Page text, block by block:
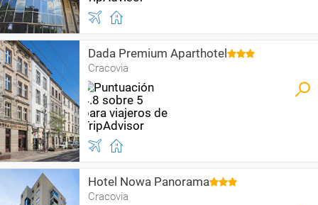
Dada Premium Aparthotel
Cracovia
Hotel Nowa Panorama
Cracovia